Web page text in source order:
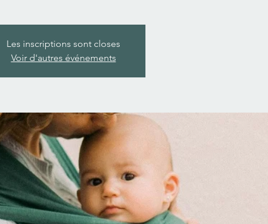
Les inscriptions sont closes
Voir d'autres événements